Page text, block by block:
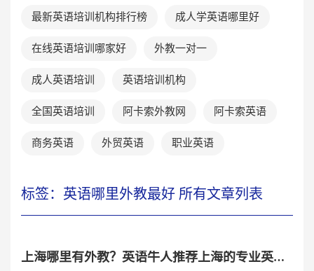
最新英语培训机构排行榜 成人学英语哪里好
在线英语培训哪家好 外教一对一
成人英语培训 英语培训机构
全国英语培训 阿卡索外教网 阿卡索英语
商务英语 外贸英语 职业英语
标签：英语哪里外教最好 所有文章列表
上海哪里有外教？英语牛人推荐上海的专业英语外教培训课程